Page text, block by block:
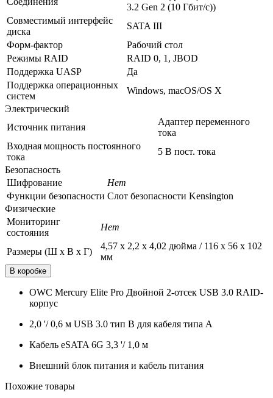
3.2 Gen 2 (10 Гбит/с))
Совместимый интерфейс
диска
SATA III
Форм-фактор
Рабочий стол
Режимы RAID
RAID 0, 1, JBOD
Поддержка UASP
Да
Поддержка операционных
систем
Windows, macOS/OS X
Электрический
Источник питания
Адаптер переменного
тока
Входная мощность постоянного
тока
5 В пост. тока
Безопасность
Шифрование
Нет
Функции безопасности Слот безопасности Kensington
Физические
Мониторинг
состояния
Нет
Размеры (Ш x В x Г)
4,57 х 2,2 х 4,02 дюйма / 116 х 56 х 102
мм
В коробке
OWC Mercury Elite Pro Двойной 2-отсек USB 3.0 RAID-
корпус
2,0 '/ 0,6 м USB 3.0 тип B для кабеля типа A
Кабель eSATA 6G 3,3 '/ 1,0 м
Внешний блок питания и кабель питания
Похожие товары